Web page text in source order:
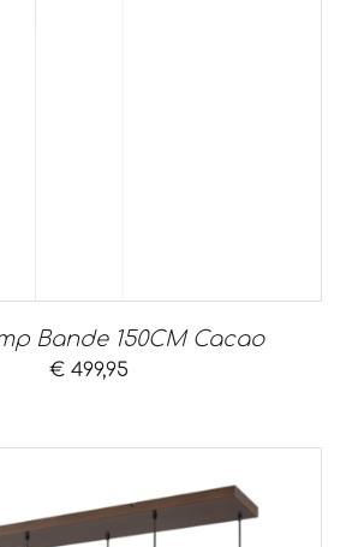
Bande 150CM Cacao
€ 499,95